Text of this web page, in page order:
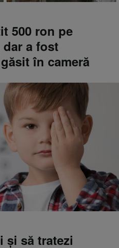
500 ron pe
a fost
în cameră
și să tratezi